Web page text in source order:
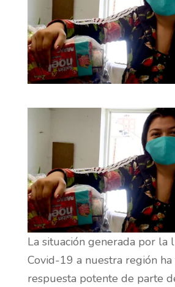
La situación generada por la
Covid-19 a nuestra región
respuesta potente de parte